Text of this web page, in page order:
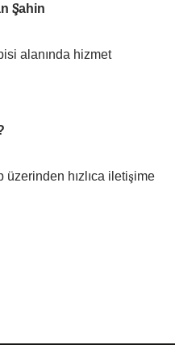
Şahin
alanında hizmet
hızlıca iletişime